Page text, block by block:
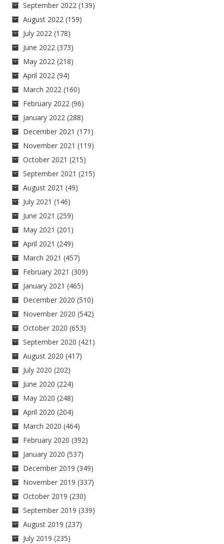
September 2022 (139)
August 2022 (159)
July 2022 (178)
June 2022 (373)
May 2022 (218)
April 2022 (94)
March 2022 (160)
February 2022 (96)
January 2022 (288)
December 2021 (171)
November 2021 (119)
October 2021 (215)
September 2021 (215)
August 2021 (49)
July 2021 (146)
June 2021 (259)
May 2021 (201)
April 2021 (249)
March 2021 (457)
February 2021 (309)
January 2021 (465)
December 2020 (510)
November 2020 (542)
October 2020 (653)
September 2020 (421)
August 2020 (417)
July 2020 (202)
June 2020 (224)
May 2020 (248)
April 2020 (204)
March 2020 (464)
February 2020 (392)
January 2020 (537)
December 2019 (349)
November 2019 (337)
October 2019 (230)
September 2019 (339)
August 2019 (237)
July 2019 (235)